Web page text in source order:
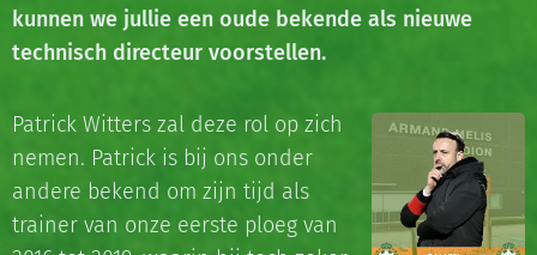
kunnen we jullie een oude bekende als nieuwe
technisch directeur voorstellen.
Patrick Witters zal deze rol op zich
nemen. Patrick is bij ons onder
andere bekend om zijn tijd als
trainer van onze eerste ploeg van